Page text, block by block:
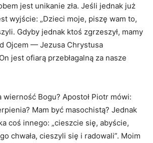
jest unikanie zła. Jeśli jednak już
wyjście: „Dzieci moje, piszę wam to,
Gdyby jednak ktoś zgrzeszył, mamy
Ojcem — Jezusa Chrystusa
jest ofiarą przebłagalną za nasze
wierność Bogu? Apostoł Piotr mówi:
Mam być masochistą? Jednak
coś innego: „cieszcie się, abyście,
chwała, cieszyli się i radowali”. Moim